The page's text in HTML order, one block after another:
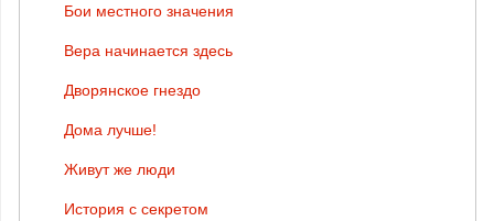
Бои местного значения
Вера начинается здесь
Дворянское гнездо
Дома лучше!
Живут же люди
История с секретом